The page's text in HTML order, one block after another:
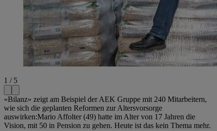
1 / 5
«Bilanz» zeigt am Beispiel der AEK Gruppe mit 240 Mitarbeitern,
wie sich die geplanten Reformen zur Altersvorsorge
auswirken:Mario Affolter (49) hatte im Alter von 17 Jahren die
Vision, mit 50 in Pension zu gehen. Heute ist das kein Thema mehr.